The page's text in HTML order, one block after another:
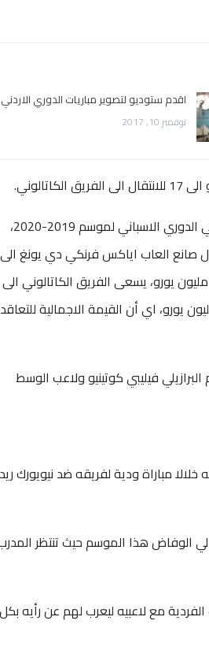
اقدم ستوديو لتصوير مباريات الدوري الاردني
نوفمبر 10, 2017
وكون الفرق الاسبانية ستحظى باموال كثيرة جراء حقوق النقل الجديدة في الدوري الاسباني لموسم 2019-2020،
صانع العاب اياكس فرنكي دي يونغ الى
صفوفه مقابل 75 مليون يورو، وبانتظار اتمام صفقة غريزمان مقابل 120 مليون يورو، يسعى الفريق الكاتالوني الى
مع مدافع وقائد اياكس ماتيس دي ليخت الذي يقدر ثمنه ب70 مليون يورو، اي أن القيمة الاجمالية
فيليبي كوتينيو ولاعب الوسط
مباراة ودية لفريقه ضد نيويورك ريد
الوفاض هذا الموسم حيث تنتظر
مع لاعبيه ليعرب لهم عن رأيه بكل